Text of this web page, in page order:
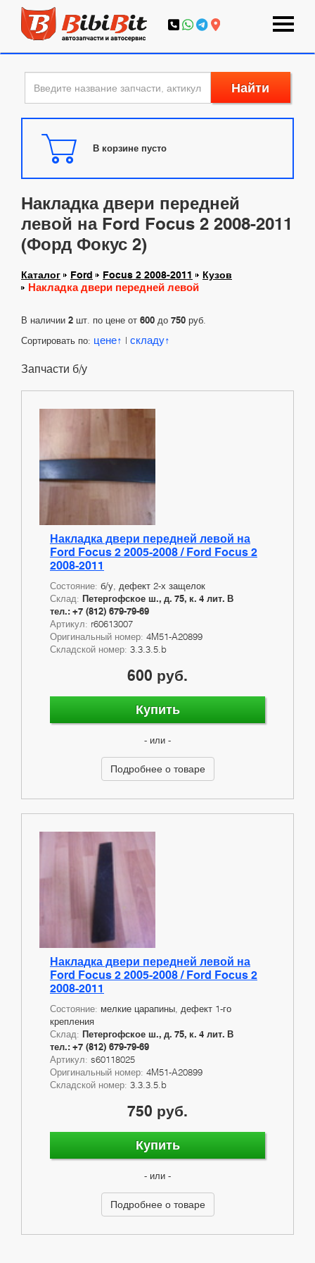
Найти
В корзине пусто
Накладка двери передней
левой на Ford Focus 2 2008-2011
(Форд Фокус 2)
Каталог Ford Focus 2 2008-2011 Кузов
Накладка двери передней левой
В наличии 2 шт. по цене от 600 до 750 руб.
Сортировать по: цене | складу
Запчасти б/у
Накладка двери передней левой на
Ford Focus 2 2005-2008 / Ford Focus 2
2008-2011
Состояние: б/у, дефект 2-х защелок
Склад: Петергофское ш., д. 75, к. 4 лит. В
тел.: +7 (812) 679-79-69
Артикул: r60613007
Оригинальный номер: 4M51-A20899
Складской номер: 3.3.3.5.b
600 руб.
Купить
- или -
Подробнее о товаре
Накладка двери передней левой на
Ford Focus 2 2005-2008 / Ford Focus 2
2008-2011
Состояние: мелкие царапины, дефект 1-го
крепления
Склад: Петергофское ш., д. 75, к. 4 лит. В
тел.: +7 (812) 679-79-69
Артикул: s60118025
Оригинальный номер: 4M51-A20899
Складской номер: 3.3.3.5.b
750 руб.
Купить
- или -
Подробнее о товаре